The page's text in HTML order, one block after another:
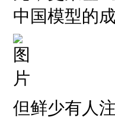
中国模型的
但鲜少有人